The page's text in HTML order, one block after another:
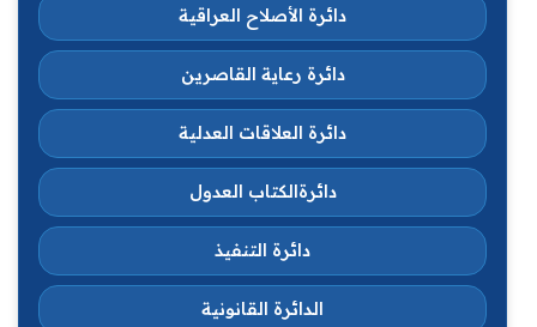
دائرة الأصلاح العراقية
دائرة رعاية القاصرين
دائرة العلاقات العدلية
دائرةالكتاب العدول
دائرة التنفيذ
الدائرة القانونية